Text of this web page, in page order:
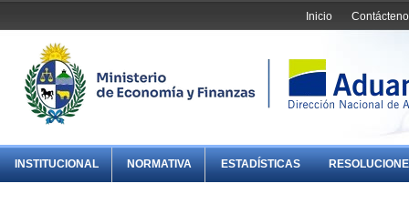
Inicio
INSTITUCIONAL NORMATIVA ESTADÍSTICAS